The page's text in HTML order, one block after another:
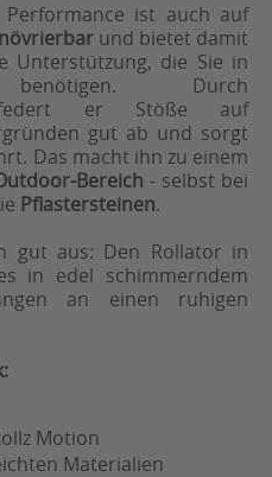
ist auch auf
und bietet damit
Unterstützung, die Sie in
Durch
er Stöße auf
gut ab und sorgt
Das macht ihn zu einem
Bereich - selbst bei
Pflastersteinen.
gut aus: Den Rollator in
in edel schimmerndem
an einen ruhigen
Motion
Materialien